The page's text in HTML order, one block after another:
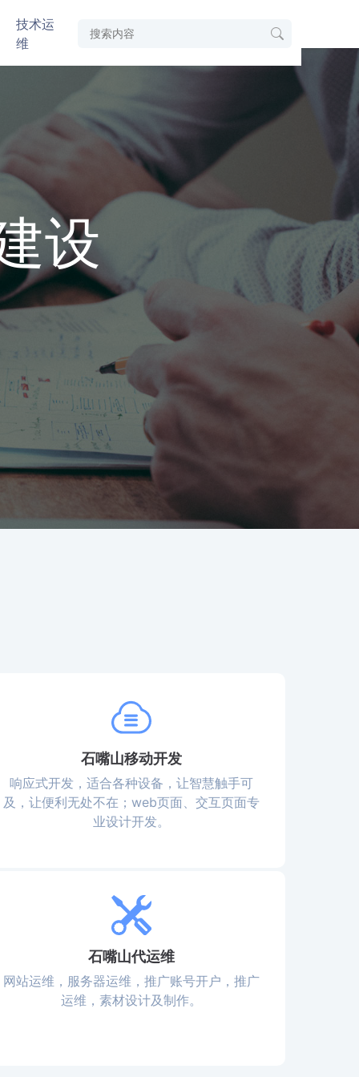
技术运
维
设
石嘴山移动开发
响应式开发，适合各种设备，让智慧触手可
及，让便利无处不在；web页面、交互页面专
业设计开发。
石嘴山代运维
网站运维，服务器运维，推广账号开户，推广
运维，素材设计及制作。